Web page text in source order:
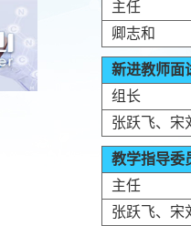
主任
卿志和
新进教师面
组长
张跃飞、宋
教学指导委
主任
张跃飞、宋